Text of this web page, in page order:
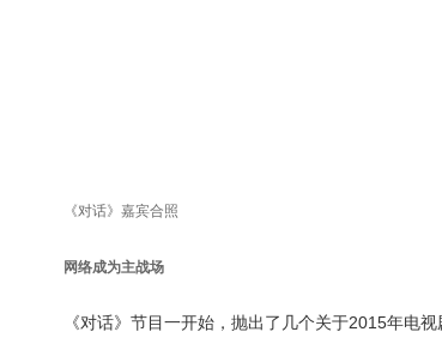
《对话》嘉宾合照
网络成为主战场
《对话》节目一开始，抛出了几个关于2015年电视剧